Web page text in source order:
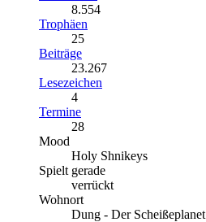
8.554
Trophäen
25
Beiträge
23.267
Lesezeichen
4
Termine
28
Mood
Holy Shnikeys
Spielt gerade
verrückt
Wohnort
Dung - Der Scheißeplanet